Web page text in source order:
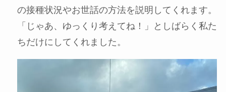
の接種状況やお世話の方法を説明してくれます。
「じゃあ、ゆっくり考えてね！」としばらく私た
ちだけにしてくれました。